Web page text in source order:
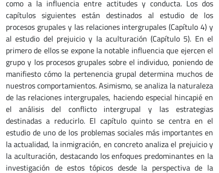
como a la influencia entre actitudes y conducta. Los dos
capítulos siguientes están destinados al estudio de los
procesos grupales y las relaciones intergrupales (Capítulo 4) y
al estudio del prejuicio y la aculturación (Capítulo 5). En el
primero de ellos se expone la notable influencia que ejercen el
grupo y los procesos grupales sobre el individuo, poniendo de
manifiesto cómo la pertenencia grupal determina muchos de
nuestros comportamientos. Asimismo, se analiza la naturaleza
de las relaciones intergrupales, haciendo especial hincapié en
el análisis del conflicto intergrupal y las estrategias
destinadas a reducirlo. El capítulo quinto se centra en el
estudio de uno de los problemas sociales más importantes en
la actualidad, la inmigración, en concreto analiza el prejuicio y
la aculturación, destacando los enfoques predominantes en la
investigación de estos tópicos desde la perspectiva de la